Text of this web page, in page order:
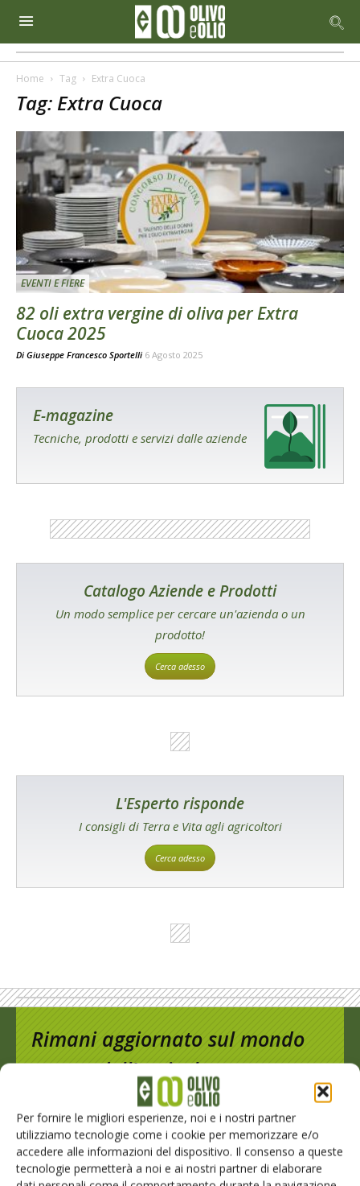
Per fornire le migliori esperienze, noi e i nostri partner
utilizziamo tecnologie come i cookie per memorizzare e/o
accedere alle informazioni del dispositivo. Il consenso a queste
tecnologie permetterà a noi e ai nostri partner di elaborare
Home Tag Extra Cuoca
Tag: Extra Cuoca
EVENTI E FIERE
82 oli extra vergine di oliva per Extra
Cuoca 2025
Di Giuseppe Francesco Sportelli 6 Agosto 2025
E-magazine
Tecniche, prodotti e servizi dalle aziende
Catalogo Aziende e Prodotti
Un modo semplice per cercare un'azienda o un
prodotto!
Cerca adesso
L'Esperto risponde
I consigli di Terra e Vita agli agricoltori
Cerca adesso
Rimani aggiornato sul mondo
dell’agricoltura
Iscriviti alle nostre newsletter